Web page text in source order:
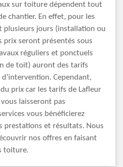
sur toiture dépendent tout
chantier. En effet, pour les
plusieurs jours (installation ou
prix seront présentés sous
réguliers et ponctuels
de toit) auront des tarifs
Cependant,
prix car les tarifs de Lafleur
laisseront pas
vous bénéficierez
prestations et résultats. Nous
nos offres en faisant
toiture.